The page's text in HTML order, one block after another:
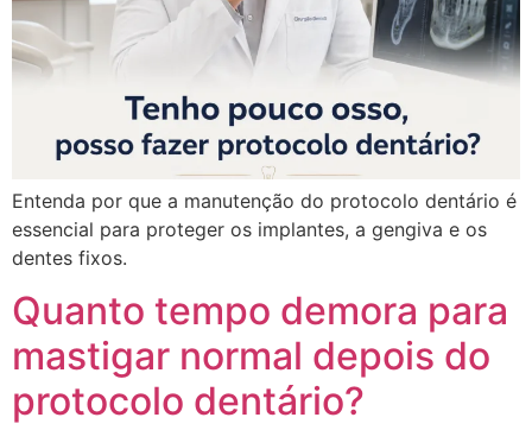
Entenda por que a manutenção do protocolo dentário é
essencial para proteger os implantes, a gengiva e os
dentes fixos.
Quanto tempo demora para
mastigar normal depois do
protocolo dentário?